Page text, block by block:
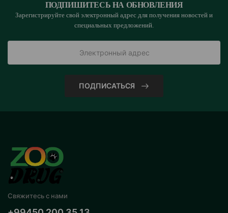
ПОДПИШИТЕСЬ НА ОБНОВЛЕНИЯ
Зарегистрируйте свой электронный адрес для получения новостей и
специальных предложений.
ПОДПИСАТЬСЯ
Свяжитесь с нами